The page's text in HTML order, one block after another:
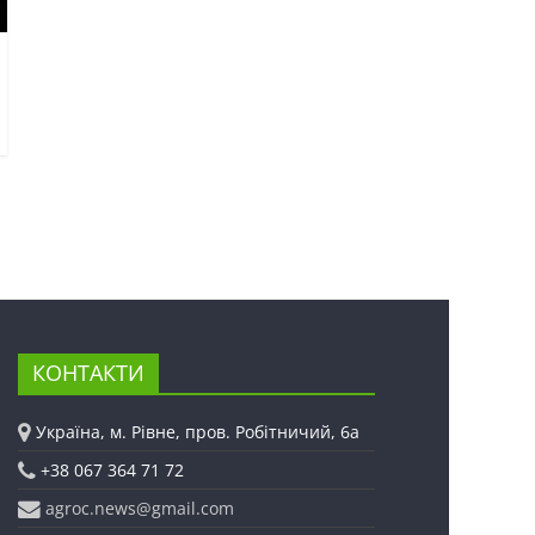
КОНТАКТИ
Україна, м. Рівне, пров. Робітничий, 6а
+38 067 364 71 72
agroc.news@gmail.com